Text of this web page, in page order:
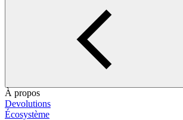
À propos
Devolutions
Écosystème